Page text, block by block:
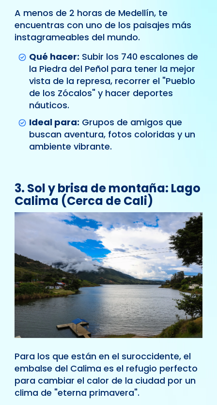
A menos de 2 horas de Medellín, te
encuentras con uno de los paisajes más
instagrameables del mundo.
Qué hacer: Subir los 740 escalones de
la Piedra del Peñol para tener la mejor
vista de la represa, recorrer el "Pueblo
de los Zócalos" y hacer deportes
náuticos.
Ideal para: Grupos de amigos que
buscan aventura, fotos coloridas y un
ambiente vibrante.
3. Sol y brisa de montaña: Lago
Calima (Cerca de Cali)
Para los que están en el suroccidente, el
embalse del Calima es el refugio perfecto
para cambiar el calor de la ciudad por un
clima de "eterna primavera".